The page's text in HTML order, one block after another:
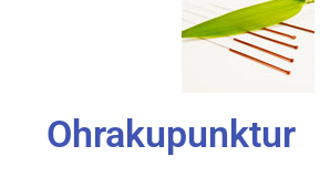
Ohrakupunktur